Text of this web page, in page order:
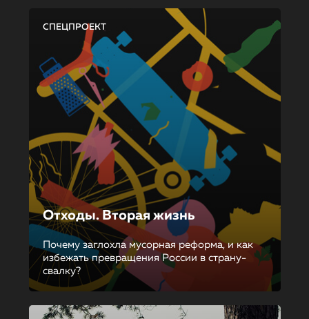
СПЕЦПРОЕКТ
Отходы. Вторая жизнь
Почему заглохла мусорная реформа, и как
избежать превращения России в страну-
свалку?